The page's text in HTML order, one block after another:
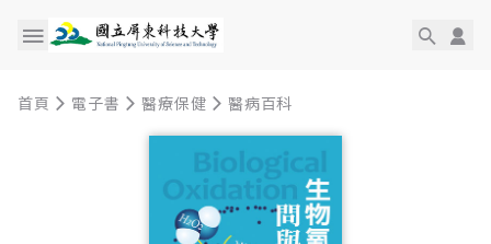
首頁 電子書 醫療保健 醫病百科